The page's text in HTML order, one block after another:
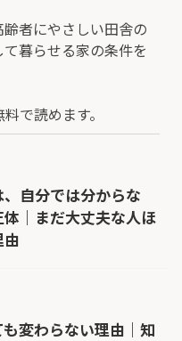
者にやさしい田舎の
暮らせる家の条件を
で読めます。
、自分では分からな
｜まだ大丈夫な人ほ
変わらない理由｜知